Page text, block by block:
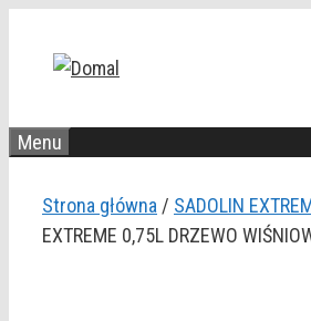
Menu
Strona główna / SADOLIN
EXTREME 0,75L DRZEWO